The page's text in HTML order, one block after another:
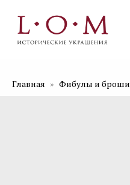
Главная Фибулы и броши